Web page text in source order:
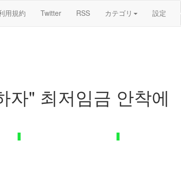
用規約 Twitter RSS カテゴリ 設定
자" 최저임금 안착에